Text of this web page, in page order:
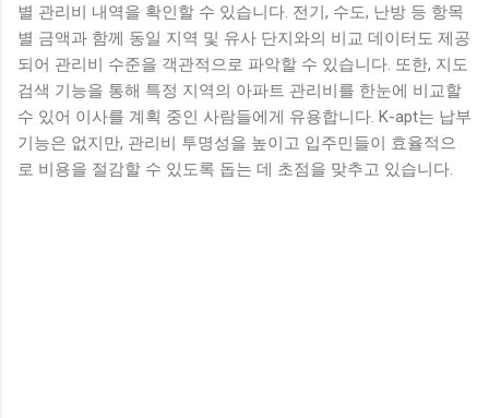
별 관리비 내역을 확인할 수 있습니다. 전기, 수도, 난방 등 항목
별 금액과 함께 동일 지역 및 유사 단지와의 비교 데이터도 제공
되어 관리비 수준을 객관적으로 파악할 수 있습니다. 또한, 지도
검색 기능을 통해 특정 지역의 아파트 관리비를 한눈에 비교할
수 있어 이사를 계획 중인 사람들에게 유용합니다. K-apt는 납부
기능은 없지만, 관리비 투명성을 높이고 입주민들이 효율적으
로 비용을 절감할 수 있도록 돕는 데 초점을 맞추고 있습니다.